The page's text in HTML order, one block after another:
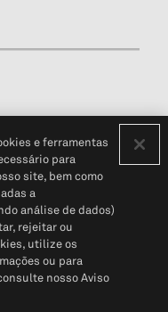
do cliente (em inglês)
© 2026 S&P Global
e ferramentas
para
site, bem como
a
análise de dados)
rejeitar ou
utilize os
ou para
nosso Aviso